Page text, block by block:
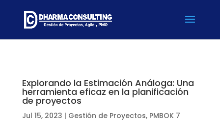
Explorando la Estimación Análoga: Una
herramienta eficaz en la planificación
de proyectos
Jul 15, 2023 | Gestión de Proyectos, PMBOK 7